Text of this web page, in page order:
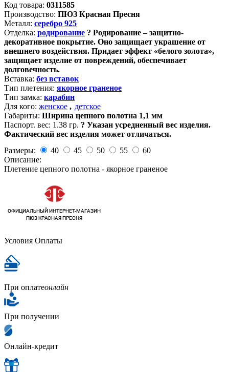
Код товара: 0311585
Производство: ПЮЗ Красная Пресня
Металл: серебро 925
Отделка: родирование ? Родирование – защитно-
декоративное покрытие. Оно защищает украшение от
внешнего воздействия. Придает эффект «белого золота»,
защищает изделие от повреждений, обеспечивает
долговечность.
Вставка: без вставок
Тип плетения: якорное граненое
Тип замка: карабин
Для кого: женское , детское
Габариты: Ширина цепного полотна 1,1 мм
Паспорт. вес: 1.38 гр. ? Указан усредненный вес изделия.
Фактический вес изделия может отличаться.
Размеры:
40 45 50 55
60
Описание:
Плетение цепного полотна - якорное граненое
Условия Оплаты
При оплатеонлайн
При получении
Онлайн-кредит